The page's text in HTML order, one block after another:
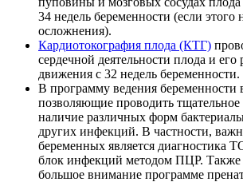
34 недель беременности (если этого
осложнения).
Кардиотокография плода (КТГ)
сердечной деятельности плода и его
движения с 32 недель беременности.
В программу ведения беременности
позволяющие проводить тщательное
наличие различных форм
других инфекций. В частности,
беременных является диагностика
блок инфекций методом ПЦР. Также
большое внимание программе